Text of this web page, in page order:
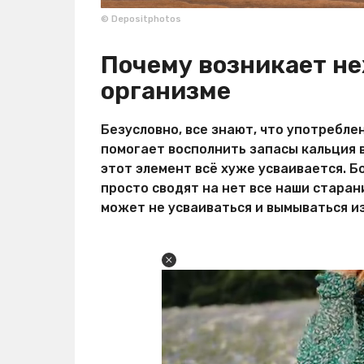
© Depositphotos
Почему возникает
организме
Безусловно, все знают, что
помогает восполнить запасы
этот элемент всё хуже усваивается.
просто сводят на нет все наши
может не усваиваться и вымываться